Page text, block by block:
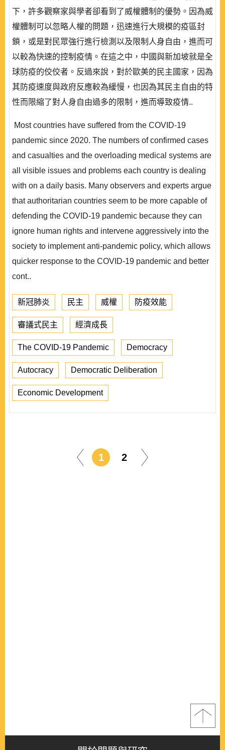
下，許多觀察家與學者卻看到了威權體制的優勢。因為威
權體制可以忽略人權的問題，迅速進行大規模的疫區封
鎖，或是對民眾強行進行檢測以及限制人身自由，進而可
以較為快速的控制疫情。在這之中，中國與新加坡就是全
球防疫的佼佼者。反過來說，對於歐美的民主國家，因為
其防疫速度與政府反應較為緩慢，也因為其民主自由的特
性而限縮了對人身自由過多的限制，進而導致疫情..
Most countries have suffered from the COVID-19
pandemic since 2020. The numbers of confirmed cases
and casualties and the overloading medical systems are
all visible issues and problems each country is dealing
with on a daily basis. Many observers and experts argue
that authoritarian countries seem to be more capable of
defending the COVID-19 pandemic because they can
ignore human rights and intervene aggressively into the
society to implement anti-pandemic policy, which allows
quicker response to the COVID-19 pandemic and better
cont..
新冠肺炎 民主 威權 防疫效能
審議式民主 經濟成長
The COVID-19 Pandemic Democracy
Autocracy Democratic Deliberation
Economic Development
1 2